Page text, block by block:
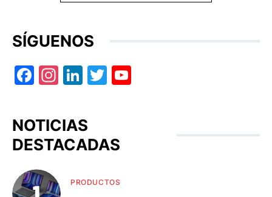
SÍGUENOS
Facebook
Instagram
LinkedIn
Twitter
NOTICIAS
DESTACADAS
PRODUCTOS